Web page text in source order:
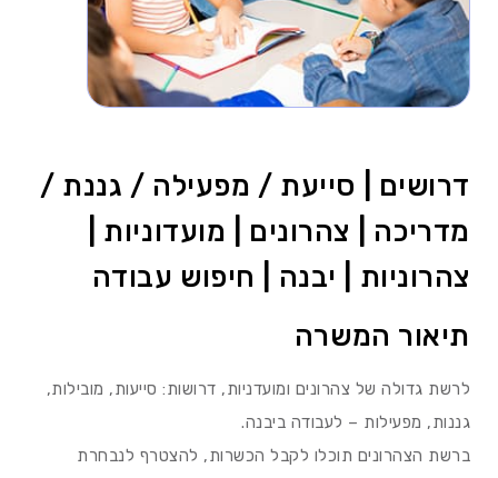
דרושים | סייעת / מפעילה / גננת /
מדריכה | צהרונים | מועדוניות |
צהרוניות | יבנה | חיפוש עבודה
תיאור המשרה
לרשת גדולה של צהרונים ומועדניות, דרושות: סייעות, מובילות,
גננות, מפעילות – לעבודה ביבנה.
ברשת הצהרונים תוכלו לקבל הכשרות, להצטרף לנבחרת